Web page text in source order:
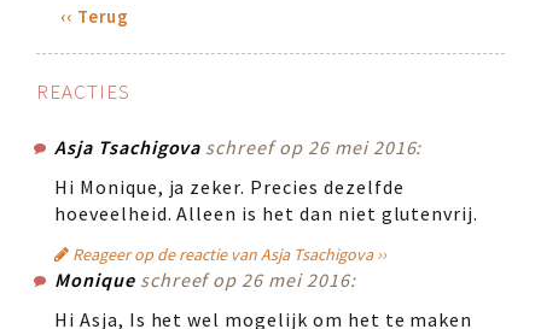
‹‹ Terug
REACTIES
Asja Tsachigova schreef op 26 mei 2016:
Hi Monique, ja zeker. Precies dezelfde
hoeveelheid. Alleen is het dan niet glutenvrij.
Reageer op de reactie van Asja Tsachigova ››
Monique schreef op 26 mei 2016:
Hi Asja, Is het wel mogelijk om het te maken